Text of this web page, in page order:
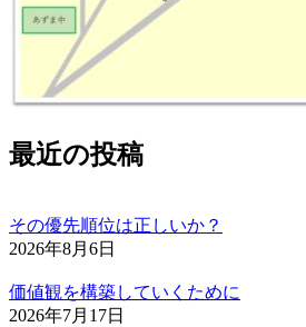
最近の投稿
その優先順位は正しいか？
2026年8月6日
価値観を構築していくために
2026年7月17日